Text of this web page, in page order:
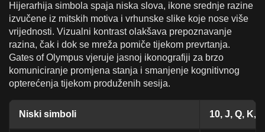
Hijerarhija simbola spaja niska slova, ikone srednje razine
izvučene iz mitskih motiva i vrhunske slike koje nose više
vrijednosti. Vizualni kontrast olakšava prepoznavanje
razina, čak i dok se mreža pomiče tijekom prevrtanja.
Gates of Olympus vjeruje jasnoj ikonografiji za brzo
komuniciranje promjena stanja i smanjenje kognitivnog
opterećenja tijekom produženih sesija.
Niski simboli 10, J, Q, K, A